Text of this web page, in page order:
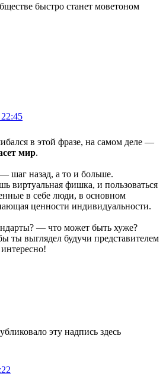
быстро станет моветоном
в этой фразе, на самом деле —
мир.
шаг назад, а то и больше.
виртуальная фишка, и пользоваться
в себе люди, в основном
ценности индивидуальности.
— что может быть хуже?
ты выглядел будучи представителем
эту надпись здесь